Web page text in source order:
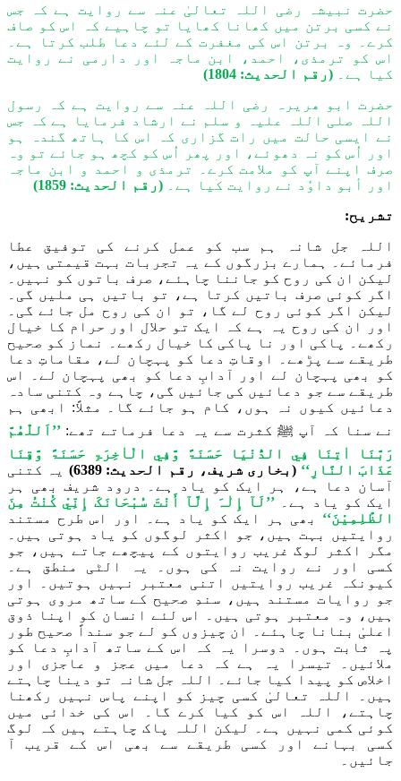
حضرت نبیشہ رضی اللہ تعالیٰ عنہ سے روایت ہے کہ جس
نے کسی برتن میں کھانا کھایا تو چاہیے کہ اس کو صاف
کرے۔ وہ برتن اس کی مغفرت کے لئے دعا طلب کرتا ہے۔
اس کو ترمذی، احمد، ابن ماجہ اور دارمی نے روایت
کیا ہے۔ (رقم الحدیث: 1804)
حضرت ابو ھریرہ رضی اللہ عنہ سے روایت ہے کہ رسول
اللہ صلی اللہ علیہ و سلم نے ارشاد فرمایا ہے کہ جس
نے ایسی حالت میں رات گزاری کہ اس کا ہاتھ گندہ ہو
اور اُس کو نہ دھوئے، اور پھر اُس کو کچھ ہو جائے تو وہ
صرف اپنے آپ کو ملامت کرے۔ ترمذی و احمد و ابن ماجہ
اور أبو داوٗد نے روایت کیا ہے۔
(رقم الحدیث: 1859)
تشریح:
اللہ جل شانہ ہم سب کو عمل کرنے کی توفیق عطا
فرمائے۔ ہمارے بزرگوں کے یہ تجربات بہت قیمتی ہیں،
لیکن ان کی روح کو جاننا چاہئے، صرف باتوں کو نہیں۔
اگر کوئی صرف باتیں کرتا ہے، تو باتیں ہی ملیں گی۔
لیکن اگر کوئی روح لے گا، تو ان کی روح مل جائے گی۔
اور ان کی روح یہ ہے کہ ایک تو حلال اور حرام کا خیال
رکھے۔ پاکی اور نا پاکی کا خیال رکھے۔ نماز کو صحیح
طریقے سے پڑھے۔ اوقاتِ دعا کو پہچان لے، مقاماتِ دعا
کو بھی پہچان لے اور آدابِ دعا کو بھی پہچان لے۔ اس
طریقے سے جو دعائیں کی جائیں گی، چاہے وہ کتنی سادہ
دعائیں کیوں نہ ہوں، کام ہو جائے گا۔ مثلاً: ابھی ہم
نے سنا کہ آپ ﷺ کثرت سے یہ دعا فرماتے تھے: ’’اَللّٰھُمَّ
رَبَّنَا اٰتِنَا فِي الدُّنْیَا حَسَنَۃً وَّفِي الْاٰخِرَۃِ حَسَنَۃً وَّقِنَا
عَذَابَ النَّارِ‘‘ (بخاری شریف، رقم الحديث: 6389) یہ
کتنی
آسان دعا ہے، ہر ایک کو یاد ہے۔ درود شریف بھی ہر
ایک کو یاد ہے۔ ’’لَآ إِلٰہَ إِلَّآ أَنْتَ سُبْحَانَکَ إِنِّيْ کُنْتُ مِنَ
الظّٰلِمِیْنَ‘‘ بھی ہر ایک کو یاد ہے۔ اور اس طرح مستند
روایتیں بہت ہیں، جو اکثر لوگوں کو یاد ہوتی ہیں۔
مگر اکثر لوگ غریب روایتوں کے پیچھے جاتے ہیں، جو
کسی اور نے روایت نہ کی ہوں۔ یہ الٹی منطق ہے۔
کیونکہ غریب روایتیں اتنی معتبر نہیں ہوتیں۔ اور
جو روایات مستند ہیں، سندِ صحیح کے ساتھ مروی ہوتی
ہیں، وہ معتبر ہوتی ہیں۔ اس لئے انسان کو اپنا ذوق
اعلیٰ بنانا چاہئے۔ ان چیزوں کو لے جو سنداً صحیح طور
پہ ثابت ہوں۔ دوسرا یہ کہ اس کے ساتھ آدابِ دعا کو
ملائیں۔ تیسرا یہ ہے کہ دعا میں عجز و عاجزی اور
اخلاص کو پیدا کیا جائے۔ اللہ جل شانہ تو دینا چاہتے
ہیں۔ اللہ تعالیٰ کسی چیز کو اپنے پاس نہیں رکھنا
چاہتے، اللہ اس کو کیا کرے گا۔ اس کی خدائی میں
کوئی کمی نہیں ہے۔ لیکن اللہ پاک چاہتے ہیں کہ لوگ
کسی بہانے اور کسی طریقے سے بھی اس کے قریب آ
جائیں۔